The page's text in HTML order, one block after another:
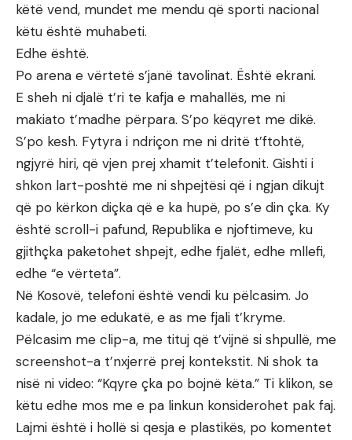
këtë vend, mundet me mendu që sporti nacional
këtu është muhabeti.
Edhe është.
Po arena e vërtetë s’janë tavolinat. Është ekrani.
E sheh ni djalë t’ri te kafja e mahallës, me ni
makiato t’madhe përpara. S’po këqyret me dikë.
S’po kesh. Fytyra i ndriçon me ni dritë t’ftohtë,
ngjyrë hiri, që vjen prej xhamit t’telefonit. Gishti i
shkon lart-poshtë me ni shpejtësi që i ngjan dikujt
që po kërkon diçka që e ka hupë, po s’e din çka. Ky
është scroll-i pafund, Republika e njoftimeve, ku
gjithçka paketohet shpejt, edhe fjalët, edhe mllefi,
edhe “e vërteta”.
Në Kosovë, telefoni është vendi ku pëlcasim. Jo
kadale, jo me edukatë, e as me fjali t’kryme.
Pëlcasim me clip-a, me tituj që t’vijnë si shpullë, me
screenshot-a t’nxjerrë prej kontekstit. Ni shok ta
nisë ni video: “Kqyre çka po bojnë këta.” Ti klikon, se
këtu edhe mos me e pa linkun konsiderohet pak faj.
Lajmi është i hollë si qesja e plastikës, po komentet